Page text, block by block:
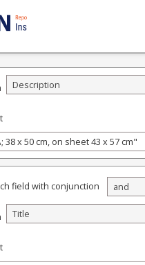
Description
field with conjunction and
Title